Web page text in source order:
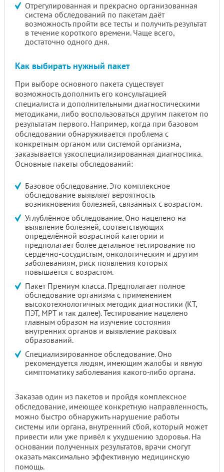
Отрегулированная и прекрасно организованная
система обследований по пакетам даёт
возможность пройти все тесты и получить результат
в течение короткого времени. Чаще всего,
достаточно одного дня.
Как выбирать нужный пакет
При выборе основного пакета существует
возможность дополнить его консультацией
специалиста и дополнительными диагностическими
методиками, либо воспользоваться другим пакетом по
результатам первого. Например, когда при базовом
обследовании обнаруживается проблема с
конкретным органом или системой организма,
заказывается узкоспециализированная диагностика.
Основные пакеты обследований:
Базовое обследование. Это комплексное
обследование выявляет вероятность
возникновения болезней, связанных с возрастом.
Углублённое обследование. Оно нацелено на
выявление болезней, соответствующих
определённой возрастной категории и
предполагает более детальное тестирование по
сердечно-сосудистым, онкологическим и другим
заболеваниям, риск появления которых
повышается с возрастом.
Пакет Премиум класса. Предполагает полное
обследование организма с применением
высокотехнологичных методик диагностики (КТ,
ПЭТ, МРТ и так далее). Тестирование нацелено
главным образом на изучение состояния
внутренних органов и выявление раковых
образований.
Специализированное обследование. Оно
рекомендуется людям, имеющим жалобы и явную
симптоматику заболевания какого-либо органа.
Заказав один из пакетов и пройдя комплексное
обследование, имеющее конкретную направленность,
можно быстро обнаружить нарушение работы
системы или органа, внутренний сбой, который может
привести или уже привёл к ухудшению здоровья. На
основании полученных результатов, врачи смогут
оказать максимально эффективную медицинскую
помощь.